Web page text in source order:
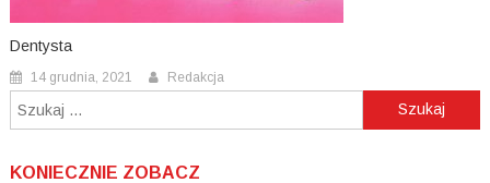
Dentysta
14 grudnia, 2021 Redakcja
Szukaj:
KONIECZNIE ZOBACZ